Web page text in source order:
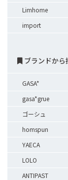
Limhome
import
ブランドから
GASA*
gasa*grue
ゴーシュ
homspun
YAECA
LOLO
ANTIPAST